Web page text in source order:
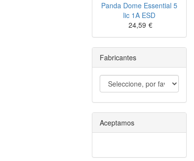
Panda Dome Essential 5
lic 1A ESD
24,59 €
Fabricantes
Aceptamos